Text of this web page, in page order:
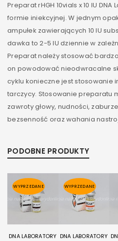
Preparat rHGH 10vials x 10 IU
formie iniekcyjnej. W jednym
ampułek zawierających 10 IU
dawka to 2-5 IU dziennie w
Preparat należy stosować
on powodować nieodwracalne
cyklu konieczne jest stosowanie
tarczycy. Stosowanie preparatu
zawroty głowy, nudności,
bezsenność oraz wahania
PODOBNE PRODUKTY
WYPRZEDANE
DNA LABORATORY
WYPRZEDANE
DNA LABORATORY